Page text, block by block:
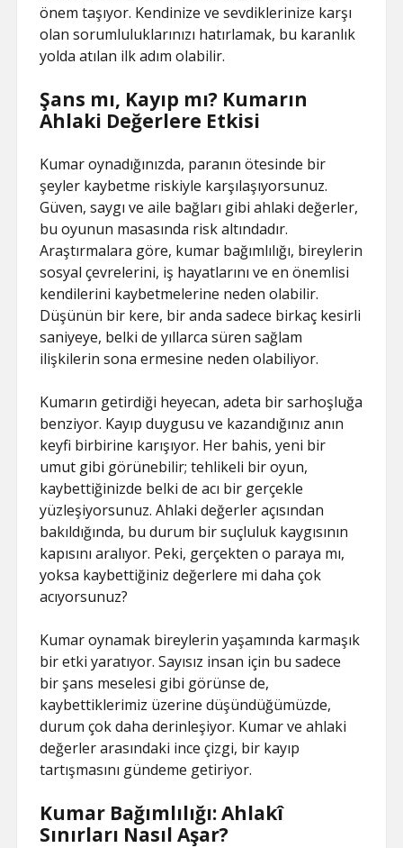
önem taşıyor. Kendinize ve sevdiklerinize karşı
olan sorumluluklarınızı hatırlamak, bu karanlık
yolda atılan ilk adım olabilir.
Şans mı, Kayıp mı? Kumarın
Ahlaki Değerlere Etkisi
Kumar oynadığınızda, paranın ötesinde bir
şeyler kaybetme riskiyle karşılaşıyorsunuz.
Güven, saygı ve aile bağları gibi ahlaki değerler,
bu oyunun masasında risk altındadır.
Araştırmalara göre, kumar bağımlılığı, bireylerin
sosyal çevrelerini, iş hayatlarını ve en önemlisi
kendilerini kaybetmelerine neden olabilir.
Düşünün bir kere, bir anda sadece birkaç kesirli
saniyeye, belki de yıllarca süren sağlam
ilişkilerin sona ermesine neden olabiliyor.
Kumarın getirdiği heyecan, adeta bir sarhoşluğa
benziyor. Kayıp duygusu ve kazandığınız anın
keyfi birbirine karışıyor. Her bahis, yeni bir
umut gibi görünebilir; tehlikeli bir oyun,
kaybettiğinizde belki de acı bir gerçekle
yüzleşiyorsunuz. Ahlaki değerler açısından
bakıldığında, bu durum bir suçluluk kaygısının
kapısını aralıyor. Peki, gerçekten o paraya mı,
yoksa kaybettiğiniz değerlere mi daha çok
acıyorsunuz?
Kumar oynamak bireylerin yaşamında karmaşık
bir etki yaratıyor. Sayısız insan için bu sadece
bir şans meselesi gibi görünse de,
kaybettiklerimiz üzerine düşündüğümüzde,
durum çok daha derinleşiyor. Kumar ve ahlaki
değerler arasındaki ince çizgi, bir kayıp
tartışmasını gündeme getiriyor.
Kumar Bağımlılığı: Ahlakî
Sınırları Nasıl Aşar?